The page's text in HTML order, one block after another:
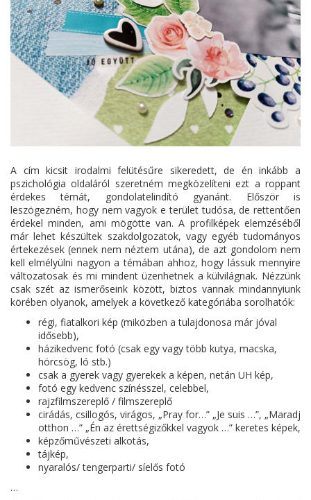
A cím kicsit irodalmi felütésűre sikeredett, de én inkább a
pszichológia oldaláról szeretném megközelíteni ezt a roppant
érdekes témát, gondolatelindító gyanánt. Először is
leszögezném, hogy nem vagyok e terület tudósa, de rettentően
érdekel minden, ami mögötte van. A profilképek elemzéséből
már lehet készültek szakdolgozatok, vagy egyéb tudományos
értekezések (ennek nem néztem utána), de azt gondolom nem
kell elmélyülni nagyon a témában ahhoz, hogy lássuk mennyire
változatosak és mi mindent üzenhetnek a külvilágnak. Nézzünk
csak szét az ismerőseink között, biztos vannak mindannyiunk
körében olyanok, amelyek a következő kategóriába sorolhatók:
régi, fiatalkori kép (miközben a tulajdonosa már jóval
idősebb),
házikedvenc fotó (csak egy vagy több kutya, macska,
hörcsög, ló stb.)
csak a gyerek vagy gyerekek a képen, netán UH kép,
fotó egy kedvenc színésszel, celebbel,
rajzfilmszereplő / filmszereplő
cirádás, csillogós, virágos, „Pray for…” „Je suis …”, „Maradj
otthon …” „Én az érettségizőkkel vagyok …” keretes képek,
képzőművészeti alkotás,
tájkép,
nyaralós/ tengerparti/ síelős fotó
…